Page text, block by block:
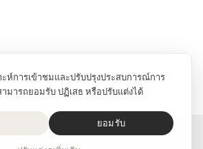
ารถยอมรับ ปฏิเสธ หรือปรับแต่งได้
ยอมรับ
- 75017 Paris